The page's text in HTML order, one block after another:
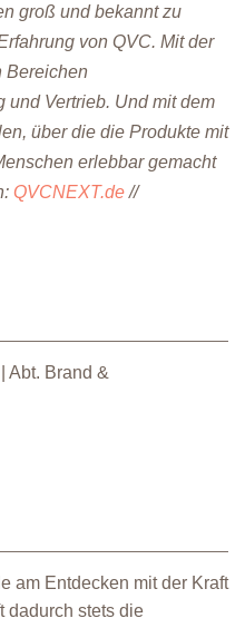
groß und bekannt zu
von QVC. Mit der
Bereichen
und Vertrieb. Und mit dem
über die die Produkte mit
erlebbar gemacht
QVCNEXT.de//
Abt. Brand &
am Entdecken mit der Kraft
dadurch stets die